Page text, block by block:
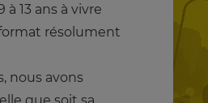
13 ans à vivre
résolument
nous avons